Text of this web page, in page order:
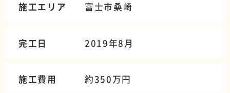
施工エリア 富士市桑崎
完工日 2019年8月
施工費用 約350万円